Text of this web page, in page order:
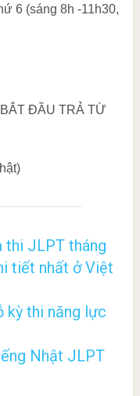
6 (sáng 8h -11h30,
ĐẦU TRẢ TỪ
thi JLPT tháng
tiết nhất ở Việt
kỳ thi năng lực
Nhật JLPT